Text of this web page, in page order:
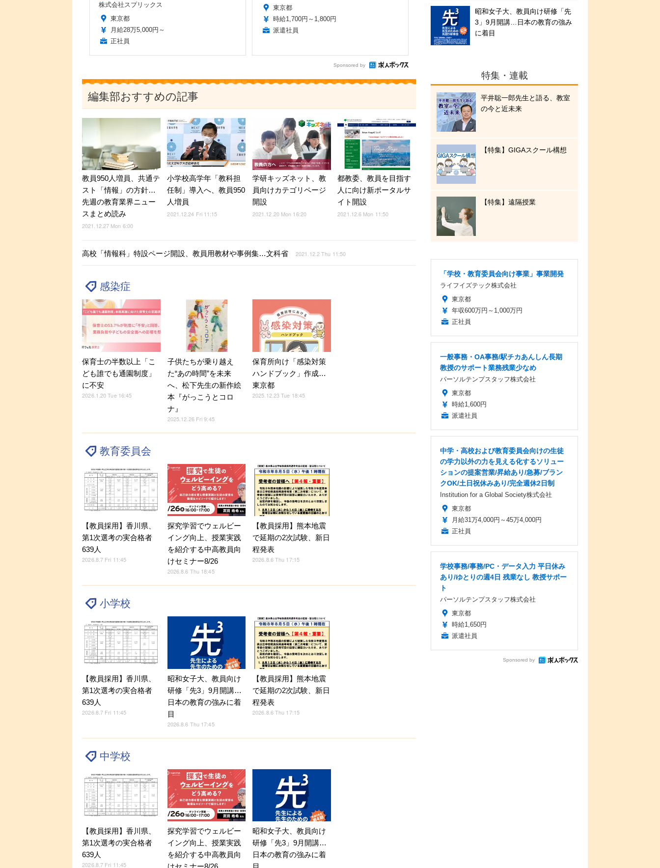
株式会社スプリックス
東京都
月給28万5,000円～
正社員
東京都
時給1,700円～1,800円
派遣社員
Sponsored by
編集部おすすめの記事
教員950人増員、共通テ
スト「情報」の方針…
先週の教育業界ニュー
スまとめ読み
2021.12.27 Mon 6:00
小学校高学年「教科担
任制」導入へ、教員950
人増員
2021.12.24 Fri 11:15
学研キッズネット、教
員向けカテゴリページ
開設
2021.12.20 Mon 16:20
都教委、教員を目指す
人に向け新ポータルサ
イト開設
2021.12.6 Mon 11:50
高校「情報科」特設ページ開設、教員用教材や事例集…文科省 2021.12.2 Thu 11:50
感染症
保育士の半数以上「こ
ども誰でも通園制度」
に不安
2026.1.20 Tue 16:45
子供たちが乗り越え
た“あの時間”を未来
へ、松下先生の新作絵
本『がっこうとコロ
ナ』
2025.12.26 Fri 9:45
保育所向け「感染対策
ハンドブック」作成…
東京都
2025.12.23 Tue 18:45
教育委員会
【教員採用】香川県、
第1次選考の実合格者
639人
2026.8.7 Fri 11:45
探究学習でウェルビー
イング向上、授業実践
を紹介する中高教員向
けセミナー8/26
2026.8.6 Thu 18:45
【教員採用】熊本地震
で延期の2次試験、新日
程発表
2026.8.6 Thu 17:15
小学校
【教員採用】香川県、
第1次選考の実合格者
639人
2026.8.7 Fri 11:45
昭和女子大、教員向け
研修「先3」9月開講…
日本の教育の強みに着
目
2026.8.6 Thu 17:45
【教員採用】熊本地震
で延期の2次試験、新日
程発表
2026.8.6 Thu 17:15
中学校
【教員採用】香川県、
第1次選考の実合格者
639人
2026.8.7 Fri 11:45
探究学習でウェルビー
イング向上、授業実践
を紹介する中高教員向
けセミナー8/26
昭和女子大、教員向け
研修「先3」9月開講…
日本の教育の強みに着
昭和女子大、教員向け研修「先
3」9月開講…日本の教育の強み
に着目
特集・連載
平井聡一郎先生と語る、教室
の今と近未来
【特集】GIGAスクール構想
【特集】遠隔授業
「学校・教育委員会向け事業」事業開発
ライフイズテック株式会社
東京都
年収600万円～1,000万円
正社員
一般事務・OA事務/駅チカあんしん長期
教授のサポート業務残業少なめ
パーソルテンプスタッフ株式会社
東京都
時給1,600円
派遣社員
中学・高校および教育委員会向けの生徒
の学力以外の力を見える化するソリュー
ションの提案営業/昇給あり/急募/ブラン
クOK/土日祝休みあり/完全週休2日制
Institution for a Global Society株式会社
東京都
月給31万4,000円～45万4,000円
正社員
学校事務/事務/PC・データ入力 平日休み
あり/ゆとりの週4日 残業なし 教授サポー
ト
パーソルテンプスタッフ株式会社
東京都
時給1,650円
派遣社員
Sponsored by